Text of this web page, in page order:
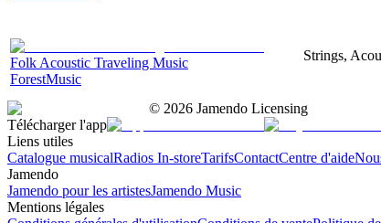
Folk Acoustic Traveling Music
ForestMusic
Strings,
© 2026 Jamendo Licensing
Télécharger l'app
Liens utiles
Catalogue musicalRadios In-storeTarifsContactCentre d'aide
Jamendo
Jamendo pour les artistesJamendo Music
Mentions légales